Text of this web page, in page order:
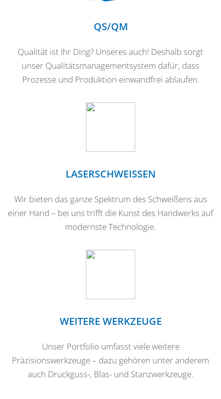
QS/QM
Qualität ist Ihr Ding? Unseres auch! Deshalb sorgt
unser Qualitätsmanagementsystem dafür, dass
Prozesse und Produktion einwandfrei ablaufen.
LASERSCHWEISSEN
Wir bieten das ganze Spektrum des Schweißens aus
einer Hand – bei uns trifft die Kunst des Handwerks auf
modernste Technologie.
WEITERE WERKZEUGE
Unser Portfolio umfasst viele weitere
Präzisionswerkzeuge – dazu gehören unter anderem
auch Druckguss-, Blas- und Stanzwerkzeuge.